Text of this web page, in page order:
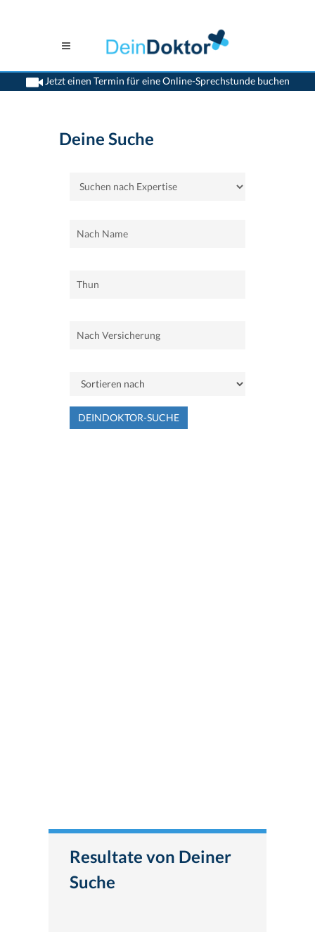
Jetzt einen Termin für eine Online-Sprechstunde buchen
>Home>Thun
Deine Suche
DEINDOKTOR-SUCHE
Resultate von Deiner
Suche